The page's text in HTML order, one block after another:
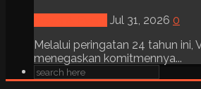
Jul 31, 2026 0
Melalui peringatan 24 tahun ini,
menegaskan komitmennya...